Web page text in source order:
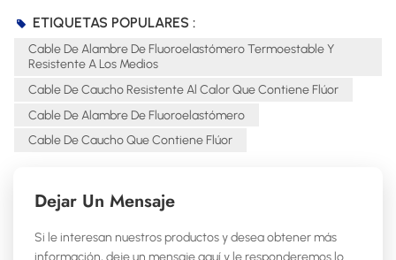
ETIQUETAS POPULARES :
Cable De Alambre De Fluoroelastómero Termoestable Y
Resistente A Los Medios
Cable De Caucho Resistente Al Calor Que Contiene Flúor
Cable De Alambre De Fluoroelastómero
Cable De Caucho Que Contiene Flúor
Dejar Un Mensaje
Si le interesan nuestros productos y desea obtener más
información, deje un mensaje aquí y le responderemos lo